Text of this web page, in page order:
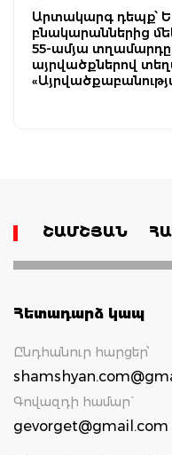
Արտակարգ դեպք՝
բնակարաններից
55-ամյա
այրվածքներով
ՇԱՄՇՅԱՆ
Հետադարձ կապ
Ընդհանուր հարցեր՝
Գովազդի համար`
gevorget@gmail.com